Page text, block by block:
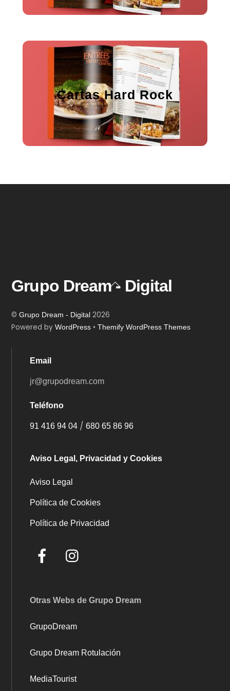
Cartas Hard Rock
Back
Grupo Dream - Digital
©Grupo Dream - Digital 2026
Powered byWordPress •Themify WordPress Themes
Email
jr@grupodream.com
Teléfono
91 416 94 04 /680 65 86 96
Aviso Legal, Privacidad y Cookies
Aviso Legal
Política de Cookies
Política de Privacidad
Otras Webs de Grupo Dream
GrupoDream
Grupo Dream Rotulación
MediaTourist